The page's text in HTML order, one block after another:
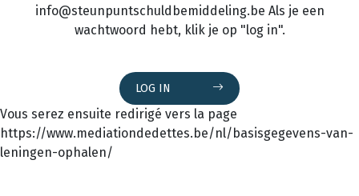
info@steunpuntschuldbemiddeling.be Als je een
wachtwoord hebt, klik je op "log in".
LOG IN
Vous serez ensuite redirigé vers la page
https://www.mediationdedettes.be/nl/basisgegevens-van-
leningen-ophalen/